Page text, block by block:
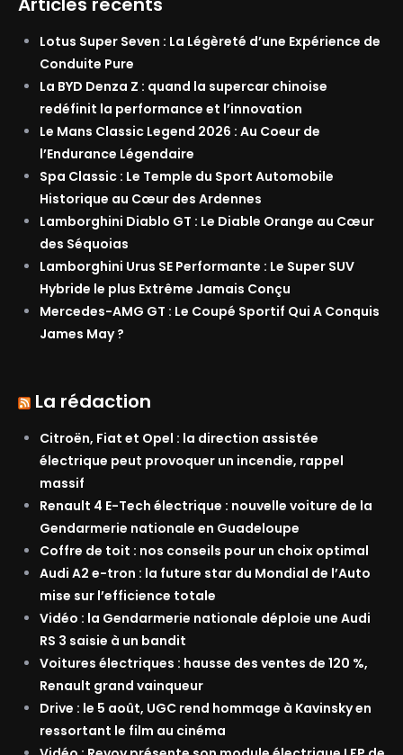
Lotus Super Seven : La Légèreté d’une Expérience de
Conduite Pure
La BYD Denza Z : quand la supercar chinoise
redéfinit la performance et l’innovation
Le Mans Classic Legend 2026 : Au Coeur de
l’Endurance Légendaire
Spa Classic : Le Temple du Sport Automobile
Historique au Cœur des Ardennes
Lamborghini Diablo GT : Le Diable Orange au Cœur
des Séquoias
Lamborghini Urus SE Performante : Le Super SUV
Hybride le plus Extrême Jamais Conçu
Mercedes-AMG GT : Le Coupé Sportif Qui A Conquis
James May ?
La rédaction
Citroën, Fiat et Opel : la direction assistée
électrique peut provoquer un incendie, rappel
massif
Renault 4 E-Tech électrique : nouvelle voiture de la
Gendarmerie nationale en Guadeloupe
Coffre de toit : nos conseils pour un choix optimal
Audi A2 e-tron : la future star du Mondial de l’Auto
mise sur l’efficience totale
Vidéo : la Gendarmerie nationale déploie une Audi
RS 3 saisie à un bandit
Voitures électriques : hausse des ventes de 120 %,
Renault grand vainqueur
Drive : le 5 août, UGC rend hommage à Kavinsky en
ressortant le film au cinéma